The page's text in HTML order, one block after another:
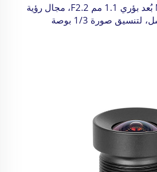
عدسة بتركيز ثابت M12 بُعد بؤري 1.1 مم F2.2، مجال رؤية